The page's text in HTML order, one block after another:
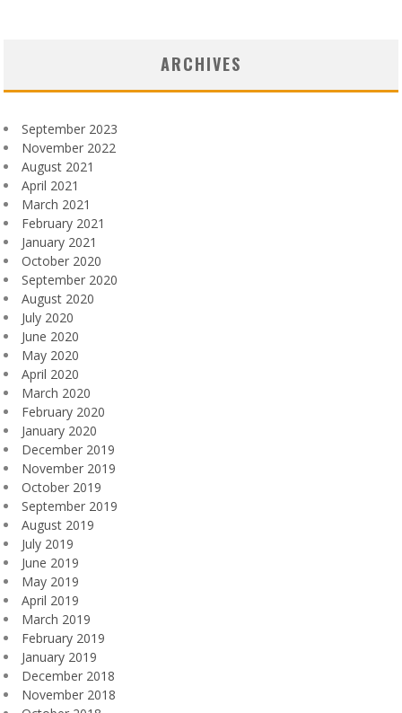
ARCHIVES
September 2023
November 2022
August 2021
April 2021
March 2021
February 2021
January 2021
October 2020
September 2020
August 2020
July 2020
June 2020
May 2020
April 2020
March 2020
February 2020
January 2020
December 2019
November 2019
October 2019
September 2019
August 2019
July 2019
June 2019
May 2019
April 2019
March 2019
February 2019
January 2019
December 2018
November 2018